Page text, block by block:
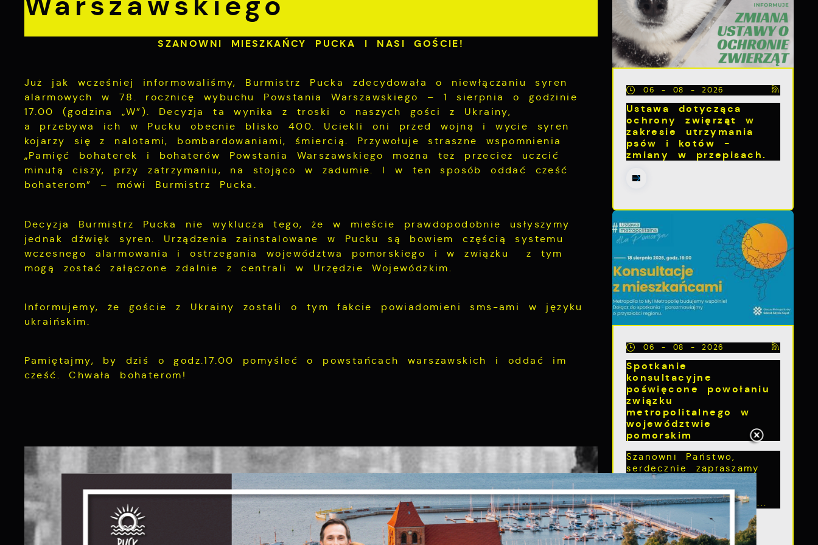
SZANOWNI MIESZKAŃCY PUCKA I NASI GOŚCIE!
Już jak wcześniej informowaliśmy, Burmistrz Pucka zdecydowała o niewłączaniu syren
alarmowych w 78. rocznicę wybuchu Powstania Warszawskiego – 1 sierpnia o godzinie
17.00 (godzina „W”). Decyzja ta wynika z troski o naszych gości z Ukrainy,
a przebywa ich w Pucku obecnie blisko 400. Uciekli oni przed wojną i wycie syren
kojarzy się z nalotami, bombardowaniami, śmiercią. Przywołuje straszne wspomnienia
„Pamięć bohaterek i bohaterów Powstania Warszawskiego można też przecież uczcić
minutą ciszy, przy zatrzymaniu, na stojąco w zadumie. I w ten sposób oddać cześć
bohaterom” – mówi Burmistrz Pucka.
Decyzja Burmistrz Pucka nie wyklucza tego, że w mieście prawdopodobnie usłyszymy
jednak dźwięk syren. Urządzenia zainstalowane w Pucku są bowiem częścią systemu
wczesnego alarmowania i ostrzegania województwa pomorskiego i w związku z tym
mogą zostać załączone zdalnie z centrali w Urzędzie Wojewódzkim.
Informujemy, że goście z Ukrainy zostali o tym fakcie powiadomieni sms-ami w języku
ukraińskim.
Pamiętajmy, by dziś o godz.17.00 pomyśleć o powstańcach warszawskich i oddać im
cześć. Chwała bohaterom!
06 - 08 - 2026
Ustawa dotycząca
ochrony zwięrząt w
zakresie utrzymania
psów i kotów -
zmiany w przepisach.
06 - 08 - 2026
Spotkanie
konsultacyjne
poświęcone powołaniu
związku
metropolitalnego w
województwie
pomorskim
Szanowni Państwo,
serdecznie zapraszamy
na otwarte spotkanie
konsultacyjne,
poświęcone powołaniu...
Ustawienia
Szanujemy Twoją prywatność. Możesz zmienić ustawienia
cookies lub zaakceptować je wszystkie. W dowolnym
momencie możesz dokonać zmiany swoich ustawień.